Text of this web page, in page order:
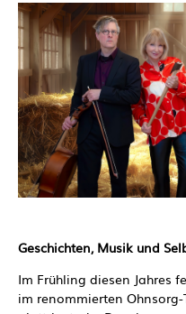
Geschichten, Musik und
Im Frühling diesen Jahres
im renommierten